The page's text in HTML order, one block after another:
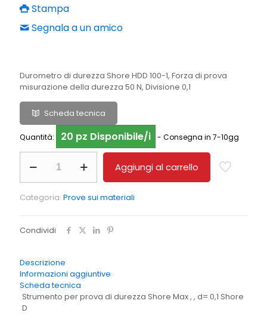
Stampa
Segnala a un amico
Durometro di durezza Shore HDD 100-1, Forza di prova
misurazione della durezza 50 N, Divisione 0,1
Scheda tecnica
Quantità: 20 pz Disponibile/i - Consegna in 7-10gg
durezza
Shore
HDD
100-
quantità
Aggiungi al carrello
Categoria: Prove sui materiali
Condividi
Descrizione
Informazioni aggiuntive
Scheda tecnica
Strumento per prova di durezza Shore Max , , d= 0,1 Shore
D